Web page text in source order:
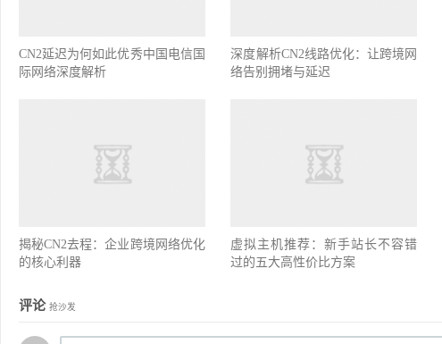
CN2延迟为何如此优秀中国电信国
际网络深度解析
深度解析CN2线路优化：让跨境网
络告别拥堵与延迟
揭秘CN2去程：企业跨境网络优化
的核心利器
虚拟主机推荐：新手站长不容错
过的五大高性价比方案
评论 抢沙发